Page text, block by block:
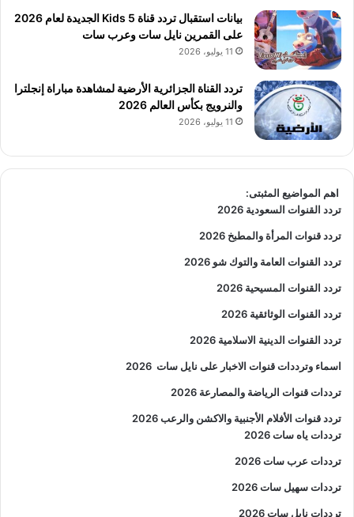
بيانات استقبال تردد قناة 5 Kids الجديدة لعام 2026
على القمرين نايل سات وعرب سات
11 يوليو، 2026
تردد القناة الجزائرية الأرضية لمشاهدة مباراة إنجلترا
والنرويج بكأس العالم 2026
11 يوليو، 2026
اهم المواضيع المثبتى:
تردد القنوات السعودية 2026
تردد قنوات المرأة والمطبخ 2026
تردد القنوات العامة والتوك شو 2026
تردد القنوات المسيحية 2026
تردد القنوات الوثائقية 2026
تردد القنوات الدينية الاسلامية 2026
اسماء وترددات قنوات الاخبار على نايل سات 2026
ترددات قنوات الرياضة والمصارعة 2026
تردد قنوات الأفلام الأجنبية والاكشن والرعب2026
ترددات ياه سات 2026
ترددات عرب سات 2026
ترددات سهيل سات 2026
ترددات نايل سات 2026